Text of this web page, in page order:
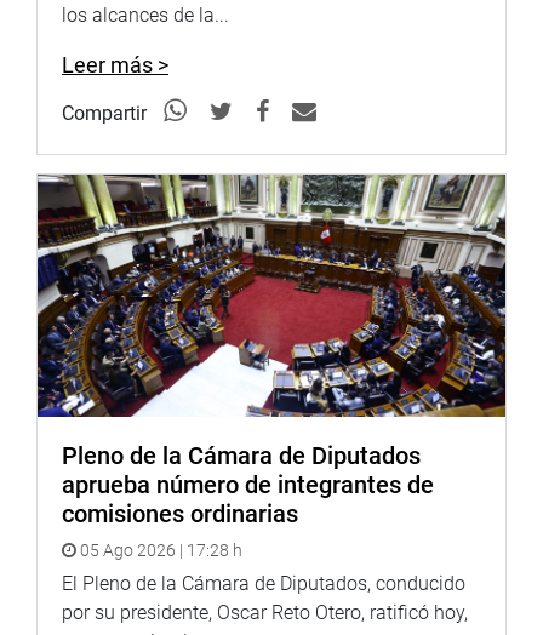
para 100 diputados”, subrayó.
Aclaró que muchos de esos movimientos no se han
sentido por los partidos tradicionales.
política basada en resultados y experiencia, “articulando
la representación municipal, distrital, provincial, regional y
nacional”.
“La propuesta del Ejecutivo, responde a la necesidad de
contar con un parlamento que exprese la diversidad del
país e impulsar el ingreso del Perú a la OCDE”, puntualizó.
(JCHOY)
PRENSA-CONGRESO
Puede encontrar más información en nuestra página web
y redes sociales.
los alcances de la...
Leer más >
Compartir
Pleno de la Cámara de Diputados
aprueba número de integrantes de
comisiones ordinarias
05 Ago 2026 | 17:28 h
El Pleno de la Cámara de Diputados, conducido
por su presidente, Oscar Reto Otero, ratificó hoy,